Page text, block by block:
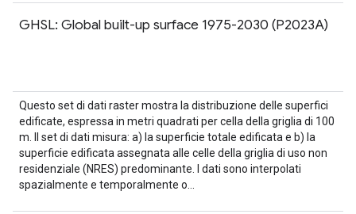
GHSL: Global built-up surface 1975-2030 (P2023A)
Questo set di dati raster mostra la distribuzione delle superfici
edificate, espressa in metri quadrati per cella della griglia di 100
m. Il set di dati misura: a) la superficie totale edificata e b) la
superficie edificata assegnata alle celle della griglia di uso non
residenziale (NRES) predominante. I dati sono interpolati
spazialmente e temporalmente o…